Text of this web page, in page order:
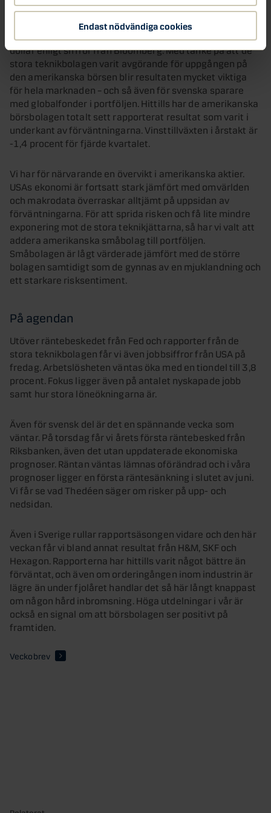
Endast nödvändiga cookies
resultat från fem av de så kallade ”magnificent seven”,
nämligen Microsoft, Alphabet, Meta, Apple och Amazon.
Totalt har de ett börsvärde på över 10 000 miljarder
dollar enligt siffror från Bloomberg. Med tanke på att de
stora teknikbolagen varit avgörande för uppgången på
den amerikanska börsen blir resultaten mycket viktiga
för hela marknaden – och så även för svenska sparare
med globalfonder i portföljen. Hittills har de amerikanska
börsbolagen totalt sett rapporterat resultat som varit i
underkant av förväntningarna. Vinsttillväxten i årstakt är
-1,4 procent för fjärde kvartalet.
Vi har för närvarande en övervikt i amerikanska aktier.
USAs ekonomi är fortsatt stark jämfört med omvärlden
och makrodata överraskar alltjämt på uppsidan av
förväntningarna. För att sprida risken och få lite mindre
exponering mot de stora teknikjättarna, så har vi valt att
addera amerikanska småbolag till portföljen.
Småbolagen är lågt värderade jämfört med de större
bolagen samtidigt som de gynnas av en mjuklandning och
ett starkare risksentiment.
På agendan
Utöver räntebeskedet från Fed och rapporter från de
stora teknikbolagen får vi även jobbsiffror från USA på
fredag. Arbetslösheten väntas öka med en tiondel till 3,8
procent. Fokus ligger även på antalet nyskapade jobb
samt hur stora löneökningarna är.
Även för svensk del är det en spännande vecka som
väntar. På torsdag får vi årets första räntebesked från
Riksbanken, även det utan uppdaterade ekonomiska
prognoser. Räntan väntas lämnas oförändrad och i våra
prognoser ligger en första räntesänkning i slutet av juni.
Vi får se vad Thedéen säger om risker på upp- och
nedsidan.
Även i Sverige rullar rapportsäsongen vidare och den här
veckan får vi bland annat resultat från H&M, SKF och
Hexagon. Rapporterna har hittills varit något bättre än
förväntat, och även om orderingången inom industrin är
lägre än under fjolåret handlar det så här långt knappast
om någon hård inbromsning. Höga utdelningar i vår är
också en signal om att börsbolagen ser positivt på
framtiden.
Veckobrev